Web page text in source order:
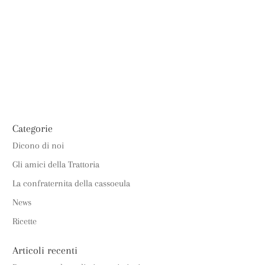
Categorie
Dicono di noi
Gli amici della Trattoria
La confraternita della cassoeula
News
Ricette
Articoli recenti